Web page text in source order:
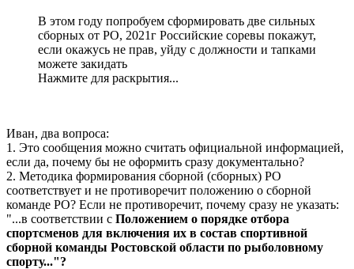
В этом году попробуем сформировать две сильных
сборных от РО, 2021г Российские соревы покажут,
если окажусь не прав, уйду с должности и тапками
можете закидать
Нажмите для раскрытия...
Иван, два вопроса:
1. Это сообщения можно считать официальной информацией,
если да, почему бы не оформить сразу документально?
2. Методика формирования сборной (сборных) РО
соответствует и не противоречит положению о сборной
команде РО? Если не противоречит, почему сразу не указать:
"...в соответствии с Положением о порядке отбора
спортсменов для включения их в состав спортивной
сборной команды Ростовской области по рыболовному
спорту..."?